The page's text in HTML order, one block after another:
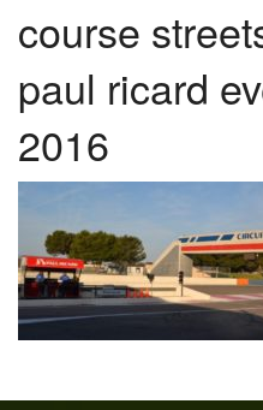
course
paul ricard
2016